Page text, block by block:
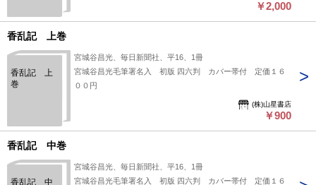
￥2,000
香乱記 上巻
香乱記 上
巻
宮城谷昌光、毎日新聞社、平16、1冊
宮城谷昌光毛筆署名入 初版 四六判 カバー帯付 定価１６
００円
(株)山星書店
￥900
香乱記 中巻
香乱記 中
宮城谷昌光、毎日新聞社、平16、1冊
宮城谷昌光毛筆署名入 初版 四六判 カバー帯付 定価１６